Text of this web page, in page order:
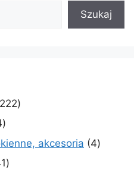
Szukaj
222222
4
produktyakcesoria 44
41